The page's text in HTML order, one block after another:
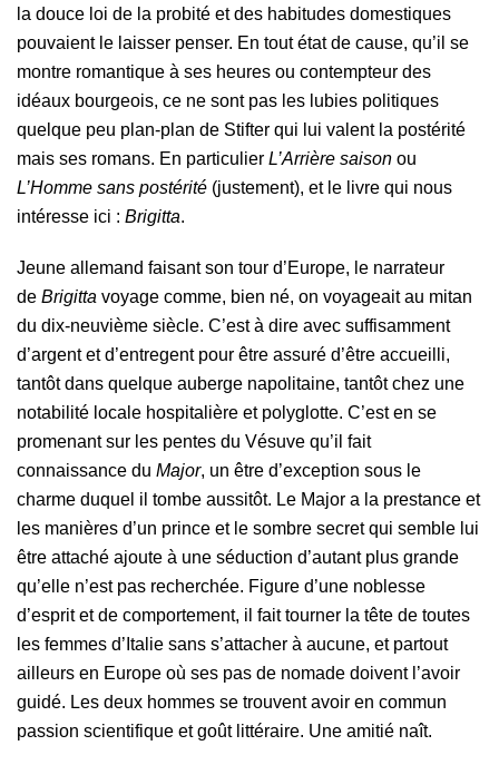
la douce loi de la probité et des habitudes domestiques
pouvaient le laisser penser. En tout état de cause, qu’il se
montre romantique à ses heures ou contempteur des
idéaux bourgeois, ce ne sont pas les lubies politiques
quelque peu plan-plan de Stifter qui lui valent la postérité
mais ses romans. En particulier L’Arrière saison ou
L’Homme sans postérité (justement), et le livre qui nous
intéresse ici : Brigitta.
Jeune allemand faisant son tour d’Europe, le narrateur
de Brigitta voyage comme, bien né, on voyageait au mitan
du dix-neuvième siècle. C’est à dire avec suffisamment
d’argent et d’entregent pour être assuré d’être accueilli,
tantôt dans quelque auberge napolitaine, tantôt chez une
notabilité locale hospitalière et polyglotte. C’est en se
promenant sur les pentes du Vésuve qu’il fait
connaissance du Major, un être d’exception sous le
charme duquel il tombe aussitôt. Le Major a la prestance et
les manières d’un prince et le sombre secret qui semble lui
être attaché ajoute à une séduction d’autant plus grande
qu’elle n’est pas recherchée. Figure d’une noblesse
d’esprit et de comportement, il fait tourner la tête de toutes
les femmes d’Italie sans s’attacher à aucune, et partout
ailleurs en Europe où ses pas de nomade doivent l’avoir
guidé. Les deux hommes se trouvent avoir en commun
passion scientifique et goût littéraire. Une amitié naît.